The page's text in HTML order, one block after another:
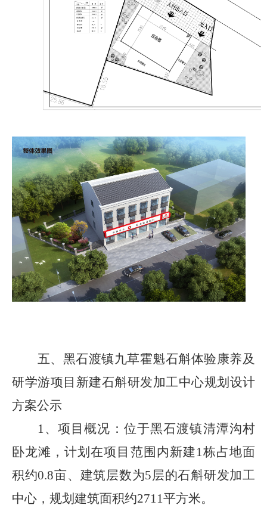
五、 黑石渡镇九草霍魁石斛体验康养及
研学游项目新建石斛研发加工中心规划设计
方案公示
1、 项目概况： 位于黑石渡镇清潭沟村
卧龙滩，计划在项目范围内新建1栋占地面
积约0.8亩、建筑层数为5层的石斛研发加工
中心，规划建筑面积约2711平方米。